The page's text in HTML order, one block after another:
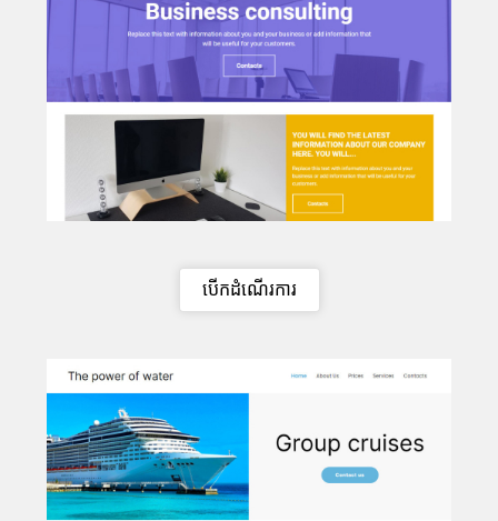
បើកដំណើរការ